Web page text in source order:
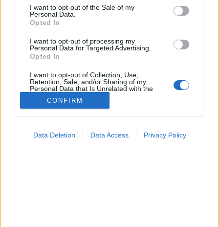
consent section.
I want to opt-out of the Sale of my
Personal Data.
Opted In
I want to opt-out of processing my
Personal Data for Targeted Advertising.
Opted In
I want to opt-out of Collection, Use,
Retention, Sale, and/or Sharing of my
Personal Data that Is Unrelated with the
Purposes for which it was collected.
Opted Out
CONFIRM
Data Deletion Data Access Privacy Policy
Orvostudományi kutatások